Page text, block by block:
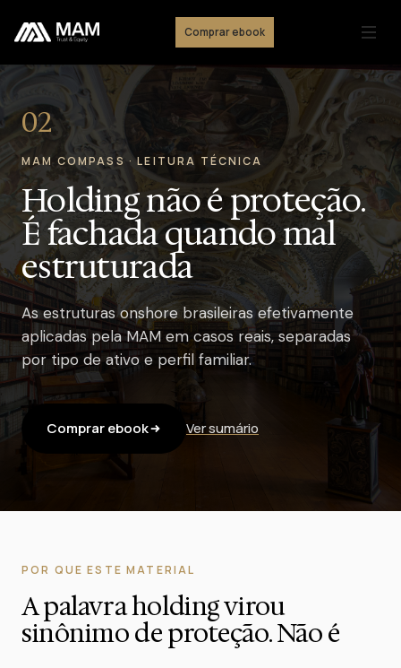
Comprar ebook
02
MAM COMPASS · LEITURA TÉCNICA
Holding não é proteção.
É fachada quando mal
estruturada
As estruturas onshore brasileiras efetivamente
aplicadas pela MAM em casos reais, separadas
por tipo de ativo e perfil familiar.
Comprar ebook Ver sumário
POR QUE ESTE MATERIAL
A palavra holding virou
sinônimo de proteção. Não é